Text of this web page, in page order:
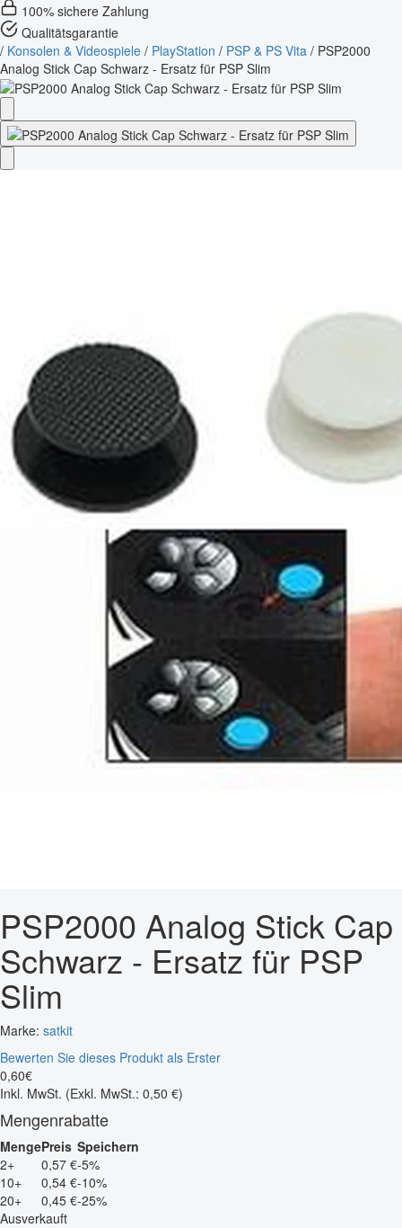
100% sichere Zahlung
Qualitätsgarantie
/ Konsolen & Videospiele / PlayStation / PSP & PS Vita / PSP2000
Analog Stick Cap Schwarz - Ersatz für PSP Slim
PSP2000 Analog Stick Cap
Schwarz - Ersatz für PSP
Slim
Marke: satkit
Bewerten Sie dieses Produkt als Erster
0,60€
Inkl. MwSt. (Exkl. MwSt.: 0,50 €)
Mengenrabatte
MengePreis Speichern
2+
0,57 €-5%
10+
0,54 €-10%
20+
0,45 €-25%
Ausverkauft